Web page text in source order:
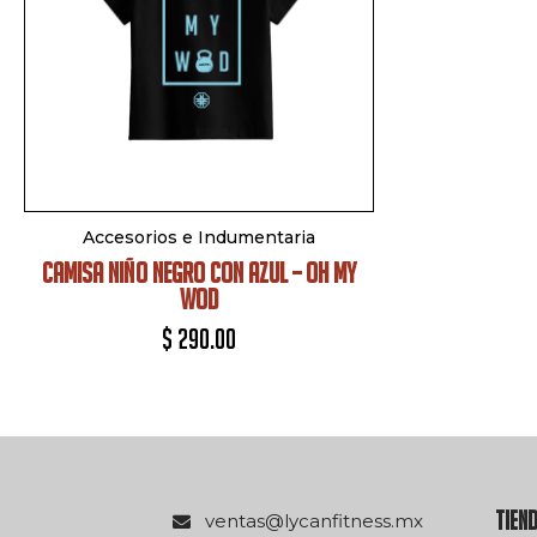
Accesorios e Indumentaria
CAMISA NIÑO NEGRO CON AZUL – OH MY
WOD
$ 290.00
xm.ssentifnacyl@satnev